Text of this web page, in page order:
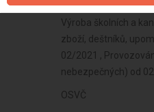
OSVČ